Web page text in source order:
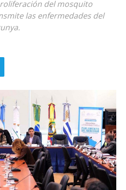
del mosquito
las enfermedades del